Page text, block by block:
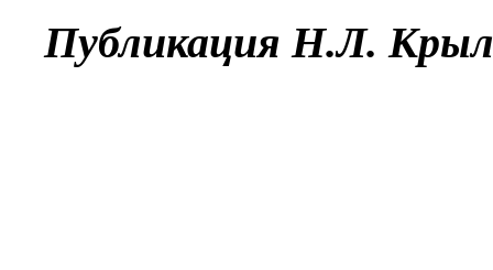
Публикация Н.Л.